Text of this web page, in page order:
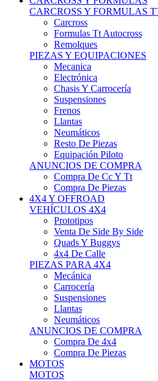
Carcross
Formulas Tt Autocross
Remolques
PIEZAS Y EQUIPACIONES
Mecanica
Electrónica
Chasis Y Carrocería
Suspensiones
Frenos
Llantas
Neumáticos
Resto De Piezas
Equipación Piloto
ANUNCIOS DE COMPRA
Compra De Cc Y Tt
Compra De Piezas
4X4 Y OFFROAD
VEHÍCULOS 4X4
Prototipos
Venta De Side By Side
Quads Y Buggys
4x4 De Calle
PIEZAS PARA 4X4
Mecánica
Carrocería
Suspensiones
Llantas
Neumáticos
ANUNCIOS DE COMPRA
Compra De 4x4
Compra De Piezas
MOTOS
MOTOS
Motos De Circuito